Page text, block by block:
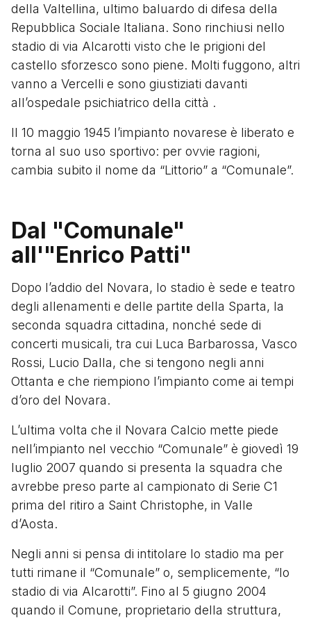
della Valtellina, ultimo baluardo di difesa della
Repubblica Sociale Italiana. Sono rinchiusi nello
stadio di via Alcarotti visto che le prigioni del
castello sforzesco sono piene. Molti fuggono, altri
vanno a Vercelli e sono giustiziati davanti
all’ospedale psichiatrico della città .
Il 10 maggio 1945 l’impianto novarese è liberato e
torna al suo uso sportivo: per ovvie ragioni,
cambia subito il nome da “Littorio” a “Comunale”.
Dal "Comunale"
all'"Enrico Patti"
Dopo l’addio del Novara, lo stadio è sede e teatro
degli allenamenti e delle partite della Sparta, la
seconda squadra cittadina, nonché sede di
concerti musicali, tra cui Luca Barbarossa, Vasco
Rossi, Lucio Dalla, che si tengono negli anni
Ottanta e che riempiono l’impianto come ai tempi
d’oro del Novara.
L’ultima volta che il Novara Calcio mette piede
nell’impianto nel vecchio “Comunale” è giovedì 19
luglio 2007 quando si presenta la squadra che
avrebbe preso parte al campionato di Serie C1
prima del ritiro a Saint Christophe, in Valle
d’Aosta.
Negli anni si pensa di intitolare lo stadio ma per
tutti rimane il “Comunale” o, semplicemente, “lo
stadio di via Alcarotti”. Fino al 5 giugno 2004
quando il Comune, proprietario della struttura,